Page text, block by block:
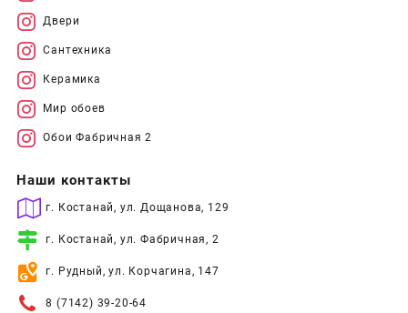
Двери
Сантехника
Керамика
Мир обоев
Обои Фабричная 2
Наши контакты
г. Костанай, ул. Дощанова, 129
г. Костанай, ул. Фабричная, 2
г. Рудный, ул. Корчагина, 147
8 (7142) 39-20-64